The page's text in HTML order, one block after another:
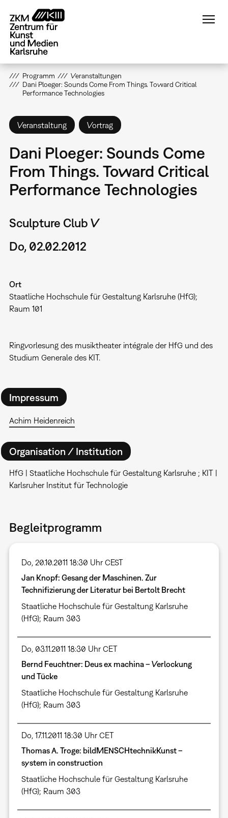
zum
Inhalt
Programm
Veranstaltungen
Dani Ploeger: Sounds Come From Things. Toward Critical
Performance Technologies
Veranstaltung Vortrag
Dani Ploeger: Sounds Come
From Things. Toward Critical
Performance Technologies
Sculpture Club V
Do, 02.02.2012
Ort
Staatliche Hochschule für Gestaltung Karlsruhe (HfG);
Raum 101
Ringvorlesung des musiktheater intégrale der HfG und des
Studium Generale des KIT.
Impressum
Achim Heidenreich
Organisation / Institution
HfG | Staatliche Hochschule für Gestaltung Karlsruhe ; KIT |
Karlsruher Institut für Technologie
Begleitprogramm
Do, 20.10.2011 18:30 Uhr CEST
Jan Knopf: Gesang der Maschinen. Zur
Technifizierung der Literatur bei Bertolt Brecht
Staatliche Hochschule für Gestaltung Karlsruhe
(HfG); Raum 303
Do, 03.11.2011 18:30 Uhr CET
Bernd Feuchtner: Deus ex machina – Verlockung
und Tücke
Staatliche Hochschule für Gestaltung Karlsruhe
(HfG); Raum 303
Do, 17.11.2011 18:30 Uhr CET
Thomas A. Troge: bildMENSCHtechnikKunst –
system in construction
Staatliche Hochschule für Gestaltung Karlsruhe
(HfG); Raum 303